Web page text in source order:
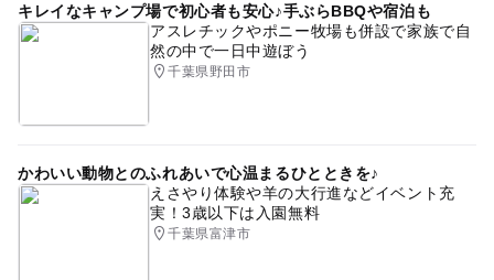
キレイなキャンプ場で初心者も安心♪手ぶらBBQや宿泊も
アスレチックやポニー牧場も併設で家族で自
然の中で一日中遊ぼう
千葉県野田市
かわいい動物とのふれあいで心温まるひとときを♪
えさやり体験や羊の大行進などイベント充
実！3歳以下は入園無料
千葉県富津市